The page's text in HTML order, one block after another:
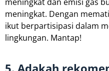
meningkat. Dengan
ikut berpartisipasi dalam
lingkungan. Mantap!